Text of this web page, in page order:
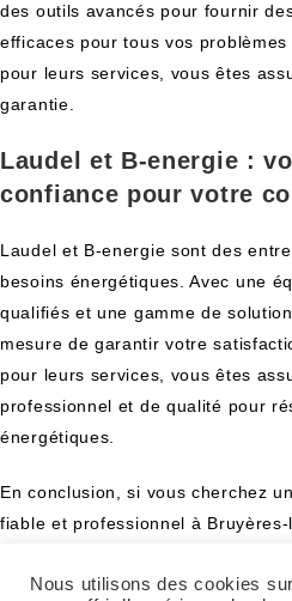
des outils avancés pour fournir
efficaces pour tous vos
pour leurs services, vous êtes
garantie.
Laudel et B-energie :
confiance pour votre
Laudel et B-energie sont des
besoins énergétiques. Avec une
qualifiés et une gamme de
mesure de garantir votre
pour leurs services, vous êtes
professionnel et de qualité pour
énergétiques.
En conclusion, si vous cherchez
fiable et professionnel à
qualifiés, leurs solutions durables
Nous utilisons des cookies